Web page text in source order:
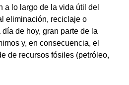
a lo largo de la vida útil del
eliminación, reciclaje o
de hoy, gran parte de la
y, en consecuencia, el
de recursos fósiles (petróleo,